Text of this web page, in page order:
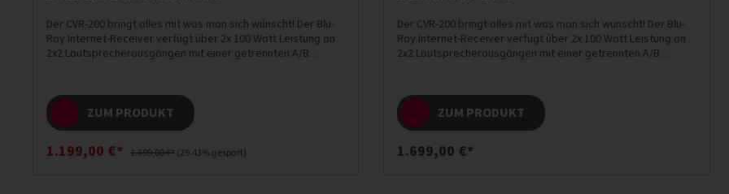
Der CVR-200 bringt alles mit was man sich wünscht! Der Blu-
Ray Internet-Receiver verfügt über 2x 100 Watt Leistung an
2x2 Lautsprecherausgängen mit einer getrennten A/B
ZUM PRODUKT
1.199,00 €* 1.699,00 €*(29.43% gespart)
Der CVR-200 bringt alles mit was man sich wünscht! Der Blu-
Ray Internet-Receiver verfügt über 2x 100 Watt Leistung an
2x2 Lautsprecherausgängen mit einer getrennten A/B
ZUM PRODUKT
1.699,00 €*